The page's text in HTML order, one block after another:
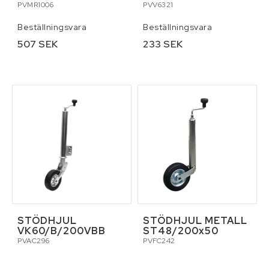
PVMR1006
Beställningsvara
507 SEK
PVV6321
Beställningsvara
233 SEK
STÖDHJUL
VK60/B/200VBB
PVAC296
STÖDHJUL METALL
ST48/200x50
PVFC242